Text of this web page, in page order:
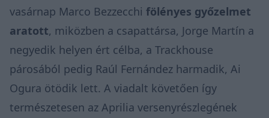
vasárnap Marco Bezzecchi fölényes győzelmet
aratott, miközben a csapattársa, Jorge Martín a
negyedik helyen ért célba, a Trackhouse
párosából pedig Raúl Fernández harmadik, Ai
Ogura ötödik lett. A viadalt követően így
természetesen az Aprilia versenyrészlegének